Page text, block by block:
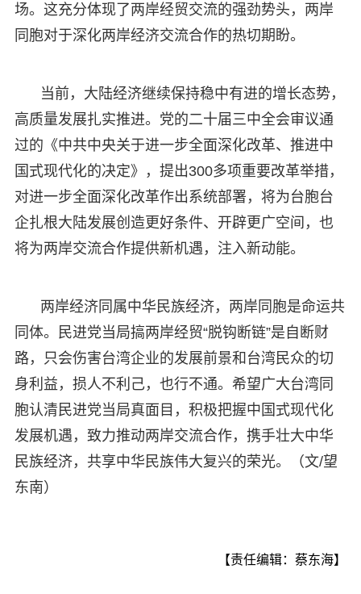
场。这充分体现了两岸经贸交流的强劲势头，两岸
同胞对于深化两岸经济交流合作的热切期盼。
当前，大陆经济继续保持稳中有进的增长态势，
高质量发展扎实推进。党的二十届三中全会审议通
过的《中共中央关于进一步全面深化改革、推进中
国式现代化的决定》，提出300多项重要改革举措，
对进一步全面深化改革作出系统部署，将为台胞台
企扎根大陆发展创造更好条件、开辟更广空间，也
将为两岸交流合作提供新机遇，注入新动能。
两岸经济同属中华民族经济，两岸同胞是命运共
同体。民进党当局搞两岸经贸“脱钩断链”是自断财
路，只会伤害台湾企业的发展前景和台湾民众的切
身利益，损人不利己，也行不通。希望广大台湾同
胞认清民进党当局真面目，积极把握中国式现代化
发展机遇，致力推动两岸交流合作，携手壮大中华
民族经济，共享中华民族伟大复兴的荣光。（文/望
东南）
【责任编辑：蔡东海】